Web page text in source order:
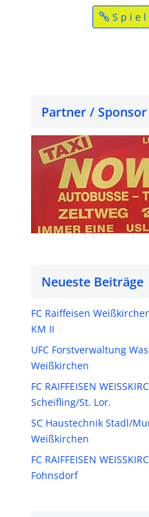
Partner / Sponsor
Neueste Beiträge
FC Raiffeisen
KM II
UFC Forstverwaltung
Weißkirchen
FC RAIFFEISEN
Scheifling/St. Lor.
SC Haustechnik Stadl/
Weißkirchen
FC RAIFFEISEN
Fohnsdorf